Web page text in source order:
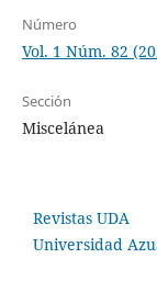
Número
Vol. 1 Núm. 82
Sección
Miscelánea
Revistas UDA
Universidad